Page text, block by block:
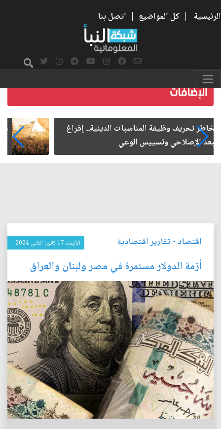
الرئيسية | كل المواضيع | اتصل بنا
زيارة الأربعين.. من الفاعلية المجتمعية إلى المواطنة
الفاعلة
اقتصاد -تقارير اقتصادية الأربعاء 17 كانون الثاني 2024
أزمة الدولار مستمرة في مصر ولبنان والعراق